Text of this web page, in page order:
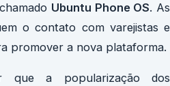
Ubuntu Phone OS. As
o contato com varejistas e
promover a nova plataforma.
a popularização dos